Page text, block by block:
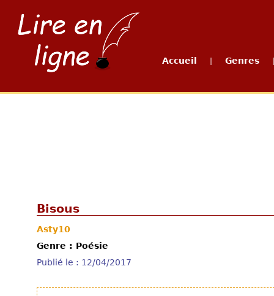
Accueil Genres
Bisous
Asty10
Genre : Poésie
Publié le : 12/04/2017